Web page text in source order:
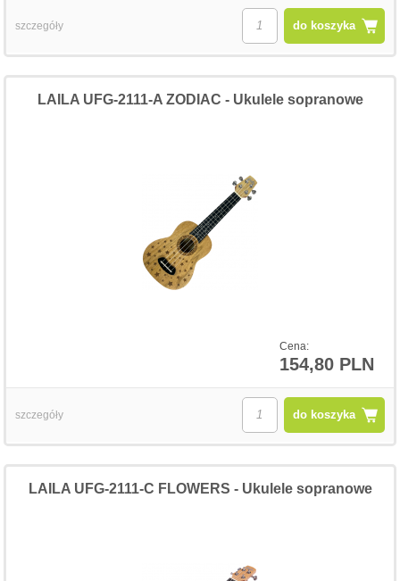
do koszyka
szczegóły
Cena:
154,80 PLN
LAILA UFG-2111-A ZODIAC - Ukulele sopranowe
do koszyka
szczegóły
LAILA UFG-2111-C FLOWERS - Ukulele sopranowe